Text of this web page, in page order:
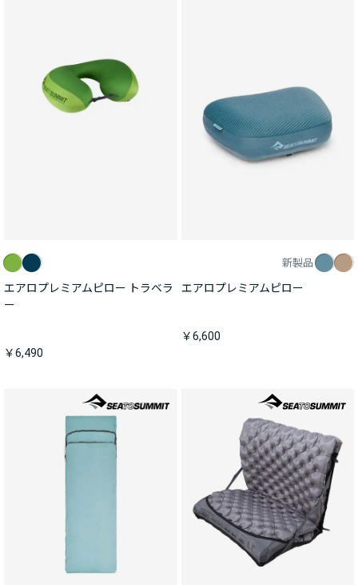
エアロプレミアムピロー トラベラ
ー
￥6,490
新製品
エアロプレミアムピロー
￥6,600